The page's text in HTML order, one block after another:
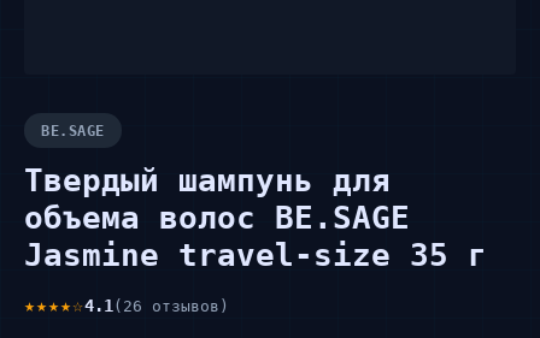
BE.SAGE
Твердый шампунь для
объема волос BE.SAGE
Jasmine travel-size 35 г
★★★★☆4.1 (26 отзывов)